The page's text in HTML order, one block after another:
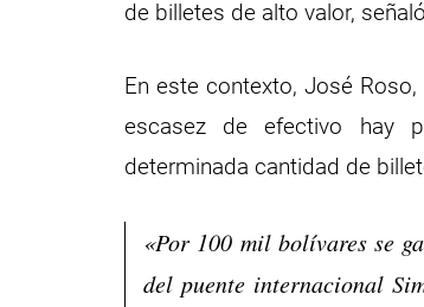
de billetes de alto valor,
En este contexto, José
escasez de efectivo hay
determinada cantidad de
«Por 100 mil bolívares se
del puente internacional